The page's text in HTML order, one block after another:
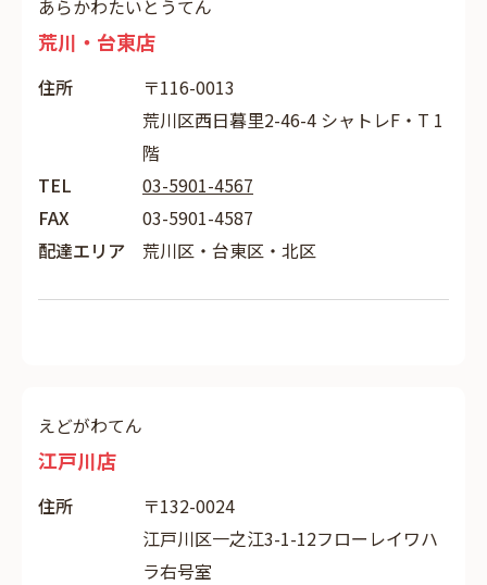
あらかわたいとうてん
荒川・台東店
住所
〒116-0013
荒川区西日暮里2-46-4 シャトレF・T 1
階
TEL
03-5901-4567
FAX
03-5901-4587
配達エリア
荒川区・台東区・北区
えどがわてん
江戸川店
住所
〒132-0024
江戸川区一之江3-1-12フローレイワハ
ラ右号室